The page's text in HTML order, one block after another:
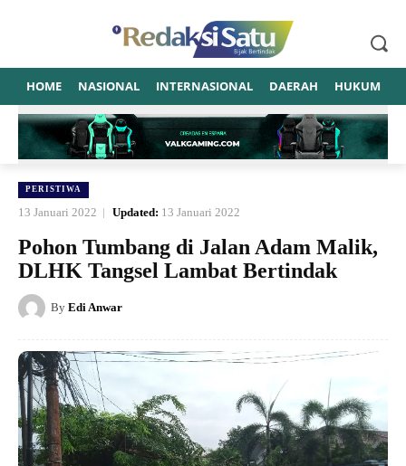
HOME NASIONAL INTERNASIONAL DAERAH HUKUM
PERISTIWA
13 Januari 2022 Updated: 13 Januari 2022
Pohon Tumbang di Jalan Adam Malik,
DLHK Tangsel Lambat Bertindak
By Edi Anwar